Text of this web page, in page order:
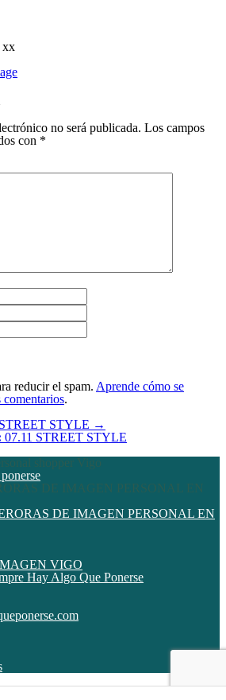
xx
no será publicada. Los campos
con *
reducir el spam. Aprende cómo se
comentarios.
STYLE →
07.11 STREET STYLE
shopper Vigo
DE IMAGEN PERSONAL EN
VIGO
Hay Algo Que Ponerse